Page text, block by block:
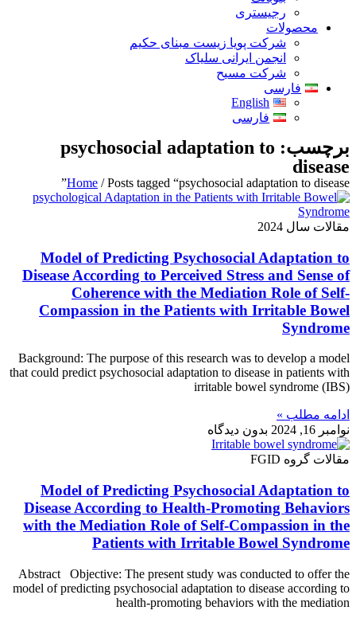
رجیستری
محصولات
شرکت پویا زیست مبنای حکیم
انجمن ایرانی سلیاک
شرکت مسیح
فارسی
English
فارسی
برچسب: psychosocial adaptation to
disease
Home / Posts tagged “psychosocial adaptation to disease”
مقالات سال 2024
Model of Predicting Psychosocial Adaptation to
Disease According to Perceived Stress and Sense of
Coherence with the Mediation Role of Self-
Compassion in the Patients with Irritable Bowel
Syndrome
Background: The purpose of this research was to develop a model
that could predict psychosocial adaptation to disease in patients with
irritable bowel syndrome (IBS)
ادامه مطلب »
نوامبر 16, 2024
بدون دیدگاه
مقالات گروه FGID
Model of Predicting Psychosocial Adaptation to
Disease According to Health-Promoting Behaviors
with the Mediation Role of Self-Compassion in the
Patients with Irritable Bowel Syndrome
Abstract Objective: The present study was conducted to offer the
model of predicting psychosocial adaptation to disease according to
health-promoting behaviors with the mediation